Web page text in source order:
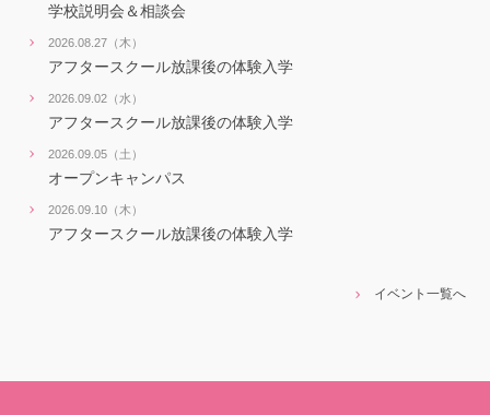
学校説明会＆相談会
2026.08.27（木）
アフタースクール放課後の体験入学
2026.09.02（水）
アフタースクール放課後の体験入学
2026.09.05（土）
オープンキャンパス
2026.09.10（木）
アフタースクール放課後の体験入学
イベント一覧へ